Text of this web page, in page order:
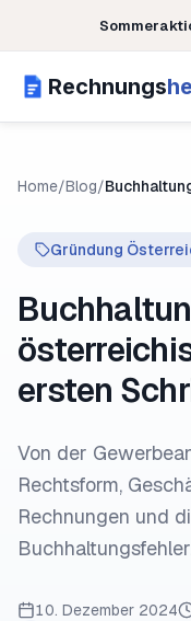
Rechnungs
Home/Blog/
Gründung
ersten
Von der
Rechtsform,
Rechnungen und
10. Dezember 2024